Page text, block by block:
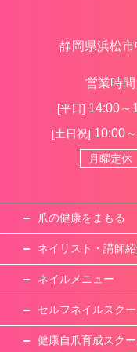
静岡県浜松
営業時間
[平日] 14:00～
[土日祝] 10:00
月曜定休
爪の健康をまもる
ネイリスト・講師
ネイルメニュー
セルフネイルスク
健康自爪育成スク